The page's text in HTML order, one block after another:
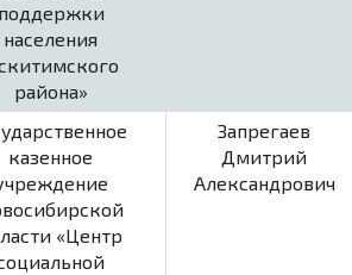
поддержки
населения
района»
казенное
«Центр
Запрегаев
Дмитрий
Александрович